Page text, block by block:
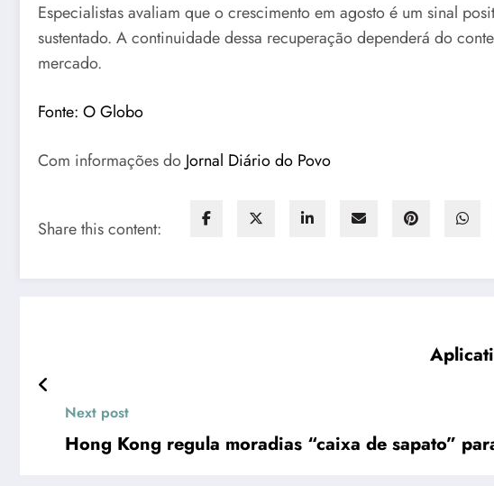
Especialistas avaliam que o crescimento em agosto é um sinal
sustentado. A continuidade dessa recuperação dependerá do
mercado.
Fonte: O Globo
Com informações do Jornal Diário do Povo
Share this content:
Next post
Hong Kong regula moradias “caixa de sapato”